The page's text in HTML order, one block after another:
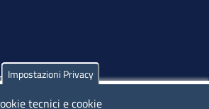
Olbia
0789 69580
Impostazioni Privacy
tecnici e cookie